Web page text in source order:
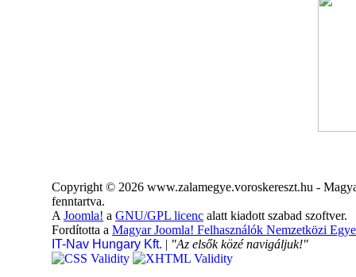
Copyright © 2026 www.zalamegye.voroskereszt.hu -
fenntartva.
A Joomla! a GNU/GPL licenc alatt kiadott szabad szoftver.
Fordította a Magyar Joomla! Felhasználók Nemzetközi
IT-Nav Hungary Kft. | "Az elsők közé navigáljuk!"